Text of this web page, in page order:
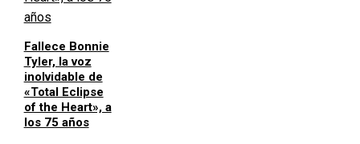
Fallece Bonnie
Tyler, la voz
inolvidable de
«Total Eclipse
of the Heart», a
los 75 años